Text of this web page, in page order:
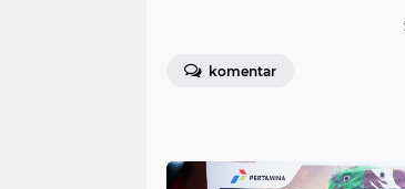
komentar